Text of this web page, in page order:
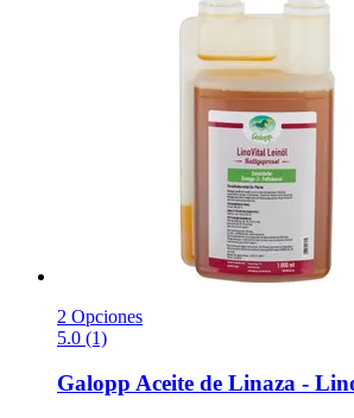
2 Opciones
5.0 (1)
Galopp Aceite de Linaza -​